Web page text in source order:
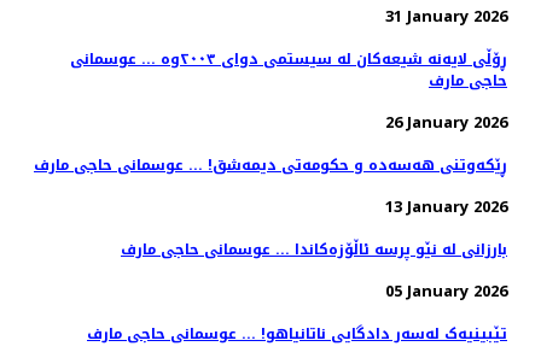
31 January 2026
ڕۆڵی لایەنە شیعەکان لە سیستمی دوای ٢٠٠٣وە ... عوسمانی
حاجی مارف
26 January 2026
ڕێکەوتنی هەسەدە و حکومەتی دیمەشق! ... عوسمانی حاجی مارف
13 January 2026
بارزانی لە نێو پرسە ئاڵۆزەکاندا ... عوسمانی حاجی مارف
05 January 2026
تێبینیەک لەسەر دادگایی ناتانیاهو! ... عوسمانی حاجی مارف